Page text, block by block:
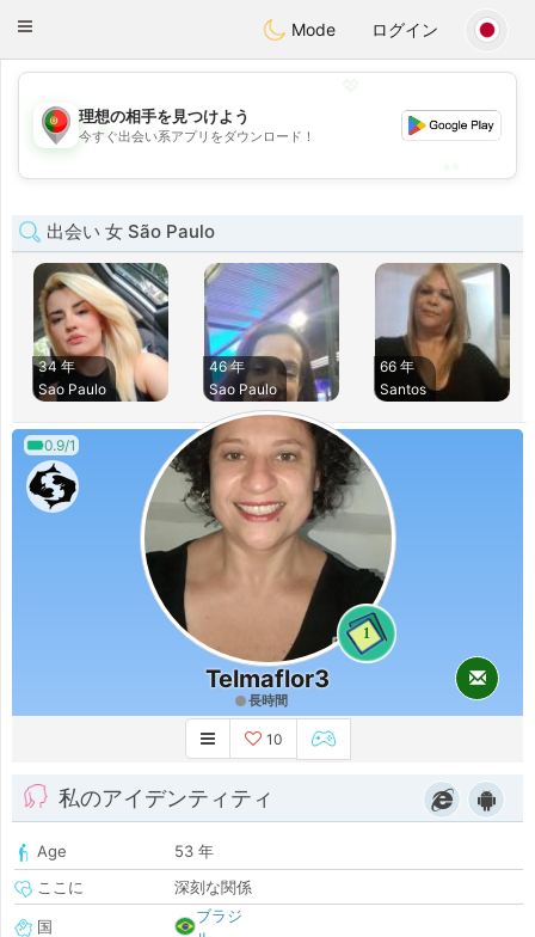
namoroPortugues
Toggle
Mode ログイン
💖
💕
理想の相手を見つけよう
今すぐ出会い系アプリをダウンロード！
出会い 女 São Paulo
34 年
Sao Paulo
46 年
Sao Paulo
66 年
Santos
0.9/1
1
Telmaflor3
長時間
10
私のアイデンティティ
Age
53 年
ここに
深刻な関係
国
ブラジ